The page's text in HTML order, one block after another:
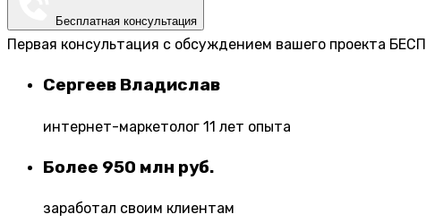
Бесплатная консультация
Первая консультация с обсуждением вашего проекта
Сергеев Владислав
интернет-маркетолог 11 лет опыта
Более 950 млн руб.
заработал своим клиентам